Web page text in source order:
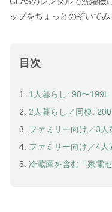
ップをちょっとのぞいてみ
目次
1.
1人暮らし: 90〜199L
2.
2人暮らし／同棲: 200
3.
ファミリー向け／3人
4. ファミリー向け／4人
5. 冷蔵庫を含む「家電セ